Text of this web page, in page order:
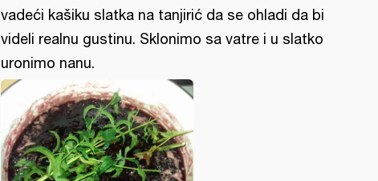
vadeći kašiku slatka na tanjirić da se ohladi da bi
videli realnu gustinu. Sklonimo sa vatre i u slatko
uronimo nanu.